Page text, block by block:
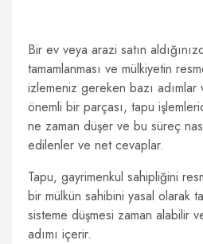
Bir ev veya arazi satın
tamamlanması ve mülkiyetin
izlemeniz gereken bazı adımlar
önemli bir parçası, tapu
ne zaman düşer ve bu süreç
edilenler ve net cevaplar.
Tapu, gayrimenkul sahipliğini
bir mülkün sahibini yasal olarak
sisteme düşmesi zaman alabilir
adımı içerir.